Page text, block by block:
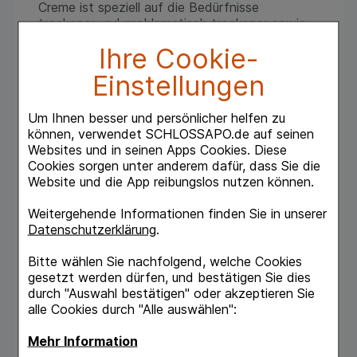
Ihre Cookie-
Einstellungen
Um Ihnen besser und persönlicher helfen zu
können, verwendet SCHLOSSAPO.de auf seinen
Websites und in seinen Apps Cookies. Diese
Cookies sorgen unter anderem dafür, dass Sie die
Website und die App reibungslos nutzen können.
Weitergehende Informationen finden Sie in unserer
Datenschutzerklärung.
Bitte wählen Sie nachfolgend, welche Cookies
gesetzt werden dürfen, und bestätigen Sie dies
durch "Auswahl bestätigen" oder akzeptieren Sie
alle Cookies durch "Alle auswählen":
Mehr Information
Creme ist speziell auf die Bedürfnisse
trockener und problematisch trockener sowie
dermatologisch getestet und eignet sich auch
therapiebegleitend bei verschiedenen
Krankheiten wie Keratosis pilaris oder Diabetes.
Eucerin Urea Repair Tag Gesichtscreme 5%
bietet trockener, rissiger und rauer Haut
intensive Pflege und lindert Spannungsgefühle.
Die Feuchtigkeitspflege zieht schnell ein und
hinterlässt die Haut spürbar glatter und
wird gestärkt. Zudem ist die Hautcreme als
Basis für Make-up sowie bei Schuppenflechte
geeignet.
Inhaltsstoffe:
Aqua, Urea, Glycerin, Isopropyl, Stearate,
Lactate, Butyrospermum Parkii Butter,